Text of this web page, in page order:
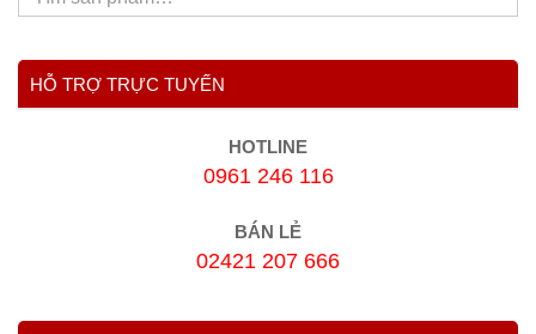
HỖ TRỢ TRỰC TUYẾN
HOTLINE
0961 246 116
BÁN LẺ
02421 207 666